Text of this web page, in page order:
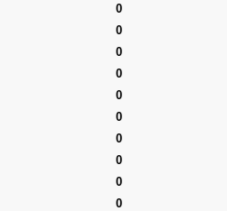
0
0
0
0
0
0
0
0
0
0